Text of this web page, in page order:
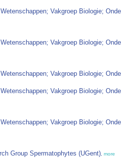
Vakgroep Biologie;
Vakgroep Biologie;
Vakgroep Biologie;
Vakgroep Biologie;
Vakgroep Biologie;
Group Spermatophytes (UGent), more